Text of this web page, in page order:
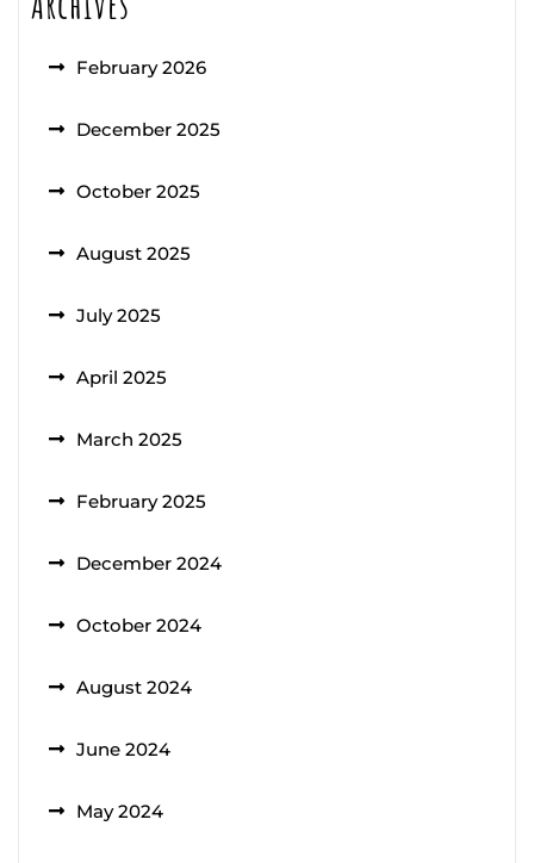
February 2026
December 2025
October 2025
August 2025
July 2025
April 2025
March 2025
February 2025
December 2024
October 2024
August 2024
June 2024
May 2024